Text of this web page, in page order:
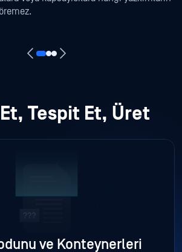
Tespit Et, Üret
ve Konteynerleri